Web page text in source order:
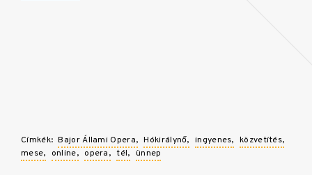
Címkék: Bajor Állami Opera Hókirálynő ingyenes
közvetítés
mese
online opera tél ünnep